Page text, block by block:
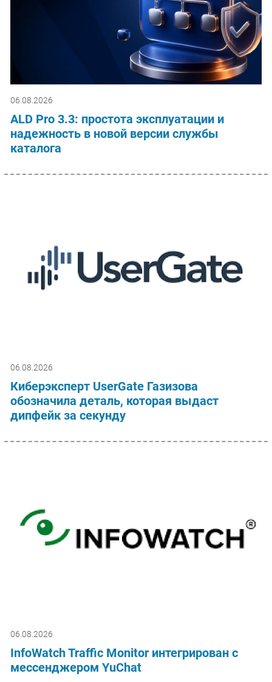
06.08.2026
ALD Pro 3.3: простота эксплуатации и
надежность в новой версии службы
каталога
06.08.2026
Киберэксперт UserGate Газизова
обозначила деталь, которая выдаст
дипфейк за секунду
06.08.2026
InfoWatch Traffic Monitor интегрирован с
мессенджером YuChat